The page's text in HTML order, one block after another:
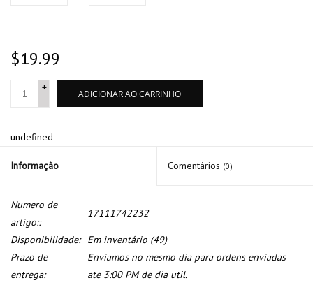
$19.99
+
-
ADICIONAR AO CARRINHO
undefined
Informação Comentários (0)
Numero de
artigo::
17111742232
Disponibilidade: Em inventário (49)
Prazo de
entrega:
Enviamos no mesmo dia para ordens enviadas
ate 3:00 PM de dia util.